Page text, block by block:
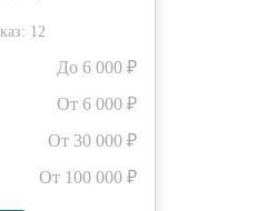
12
До 6 000 ₽
От 6 000 ₽
От 30 000 ₽
От 100 000 ₽